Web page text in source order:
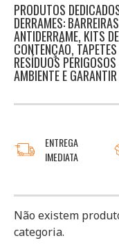
PRODUTOS
DERRAMES:
ANTIDERRAME, KITS
CONTENÇÃO,
RESÍDUOS
AMBIENTE E
ENTREGA
IMEDIATA
Não existem
categoria.